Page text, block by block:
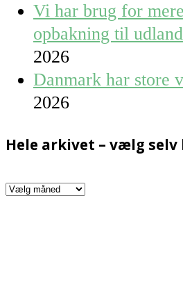
Vi har brug for
opbakning til
2026
Danmark har store
2026
Hele arkivet – vælg
Hele